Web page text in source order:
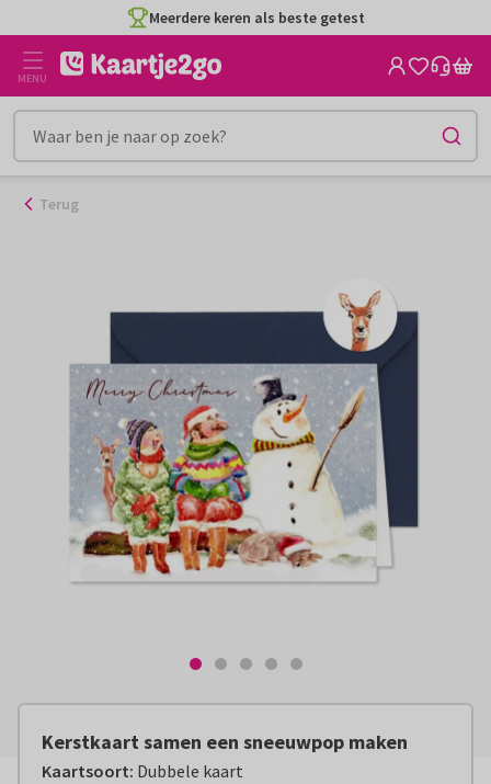
naar
inhoud
Meerdere keren als beste getest
MENU
Terug
Kerstkaart samen een sneeuwpop maken
Kaartsoort: Dubbele kaart